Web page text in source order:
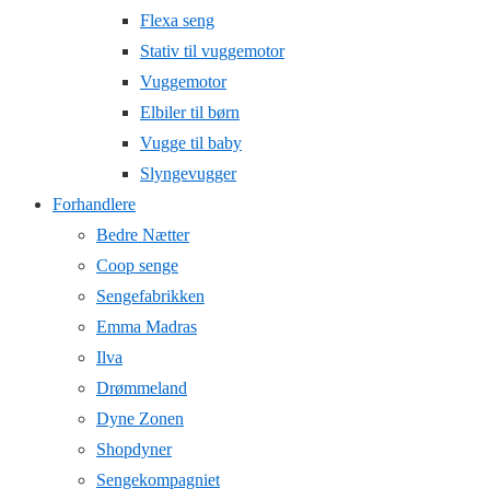
Flexa seng
Stativ til vuggemotor
Vuggemotor
Elbiler til børn
Vugge til baby
Slyngevugger
Forhandlere
Bedre Nætter
Coop senge
Sengefabrikken
Emma Madras
Ilva
Drømmeland
Dyne Zonen
Shopdyner
Sengekompagniet